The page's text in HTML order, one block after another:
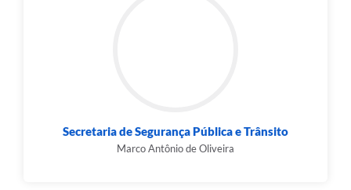
Secretaria de Segurança Pública e Trânsito
Marco Antônio de Oliveira